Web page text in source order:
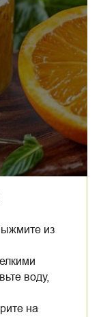
из
воду,
на